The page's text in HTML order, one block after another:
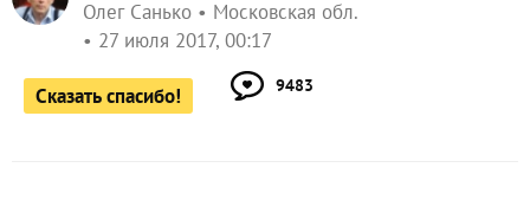
Олег Санько
Московская обл.
27 июля 2017, 00:17
Сказать спасибо! 9483